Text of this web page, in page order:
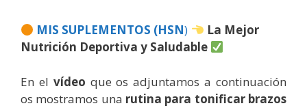
MIS SUPLEMENTOS (HSN)
La Mejor
Nutrición Deportiva y Saludable
En el vídeo que os adjuntamos a continuación
os mostramos una rutina para tonificar brazos